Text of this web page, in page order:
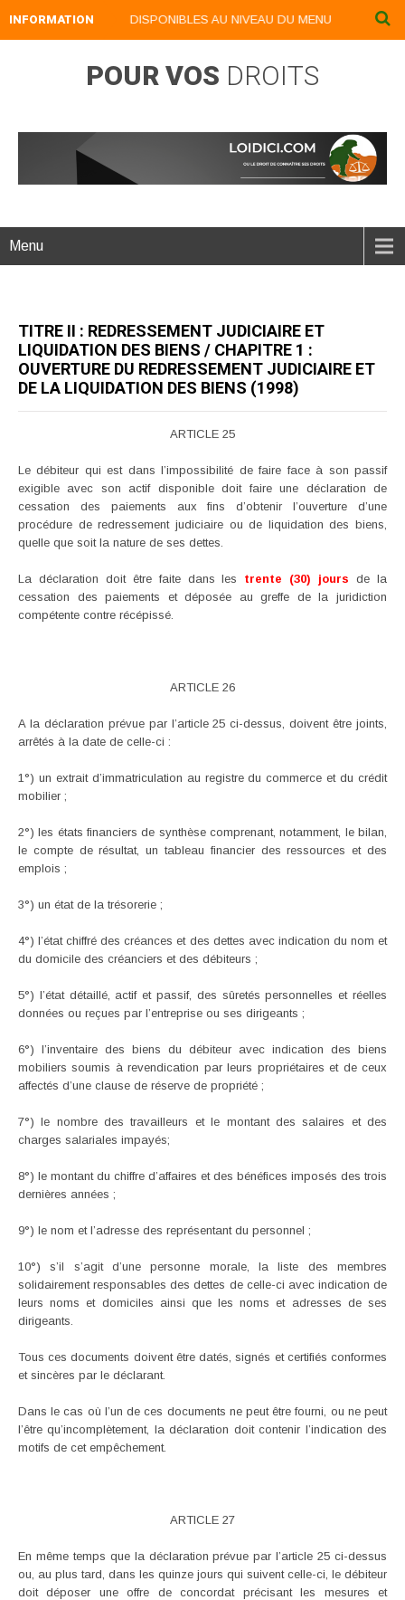
INFORMATION
NUMERIQUES DISPONIBLES AU NIVEAU DU MENU ...NOS LIVRES
POUR VOS DROITS
Menu
TITRE II : REDRESSEMENT JUDICIAIRE ET
LIQUIDATION DES BIENS / CHAPITRE 1 :
OUVERTURE DU REDRESSEMENT JUDICIAIRE ET
DE LA LIQUIDATION DES BIENS (1998)
ARTICLE 25
Le débiteur qui est dans l’impossibilité de faire face à son passif
exigible avec son actif disponible doit faire une déclaration de
cessation des paiements aux fins d’obtenir l’ouverture d’une
procédure de redressement judiciaire ou de liquidation des biens,
quelle que soit la nature de ses dettes.
La déclaration doit être faite dans les trente (30) jours
de la
cessation des paiements et déposée au greffe de la juridiction
compétente contre récépissé.
ARTICLE 26
A la déclaration prévue par l’article 25 ci-dessus, doivent être joints,
arrêtés à la date de celle-ci :
1°) un extrait d’immatriculation au registre du commerce et du crédit
mobilier ;
2°) les états financiers de synthèse comprenant, notamment, le bilan,
le compte de résultat, un tableau financier des ressources et des
emplois ;
3°) un état de la trésorerie ;
4°) l’état chiffré des créances et des dettes avec indication du nom et
du domicile des créanciers et des débiteurs ;
5°) l’état détaillé, actif et passif, des sûretés personnelles et réelles
données ou reçues par l’entreprise ou ses dirigeants ;
6°) l’inventaire des biens du débiteur avec indication des biens
mobiliers soumis à revendication par leurs propriétaires et de ceux
affectés d’une clause de réserve de propriété ;
7°) le nombre des travailleurs et le montant des salaires et des
charges salariales impayés;
8°) le montant du chiffre d’affaires et des bénéfices imposés des trois
dernières années ;
9°) le nom et l’adresse des représentant du personnel ;
10°) s’il s’agit d’une personne morale, la liste des membres
solidairement responsables des dettes de celle-ci avec indication de
leurs noms et domiciles ainsi que les noms et adresses de ses
dirigeants.
Tous ces documents doivent être datés, signés et certifiés conformes
et sincères par le déclarant.
Dans le cas où l’un de ces documents ne peut être fourni, ou ne peut
l’être qu’incomplètement, la déclaration doit contenir l’indication des
motifs de cet empêchement.
ARTICLE 27
En même temps que la déclaration prévue par l’article 25 ci-dessus
ou, au plus tard, dans les quinze jours qui suivent celle-ci, le débiteur
doit déposer une offre de concordat précisant les mesures et